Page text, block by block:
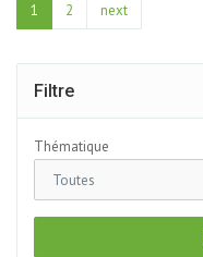
1 2 next
Filtre
Thématique